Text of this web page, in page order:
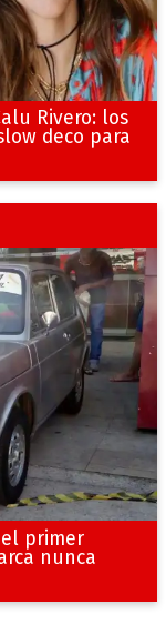
Rivero: los
deco para
el primer
nunca